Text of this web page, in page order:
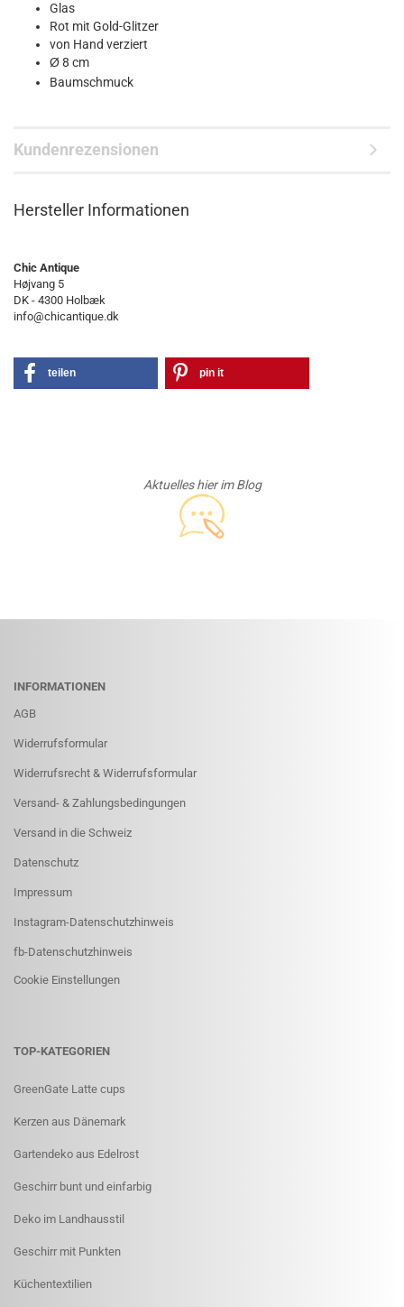
Glas
Rot mit Gold-Glitzer
von Hand verziert
Ø8 cm
Baumschmuck
Kundenrezensionen
Hersteller Informationen
Chic Antique
Højvang 5
DK - 4300 Holbæk
info@chicantique.dk
teilen pin it
Aktuelles hier im Blog
INFORMATIONEN
AGB
Widerrufsformular
Widerrufsrecht & Widerrufsformular
Versand- & Zahlungsbedingungen
Versand in die Schweiz
Datenschutz
Impressum
Instagram-Datenschutzhinweis
fb-Datenschutzhinweis
Cookie Einstellungen
TOP-KATEGORIEN
GreenGate Latte cups
Kerzen aus Dänemark
Gartendeko aus Edelrost
Geschirr bunt und einfarbig
Deko im Landhausstil
Geschirr mit Punkten
Küchentextilien